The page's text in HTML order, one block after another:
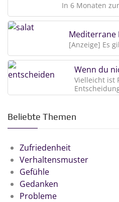
In 6 Monaten
Mediterrane
[Anzeige] Es
Wenn du
Vielleicht ist
Beliebte Themen
Zufriedenheit
Verhaltensmuster
Gefühle
Gedanken
Probleme